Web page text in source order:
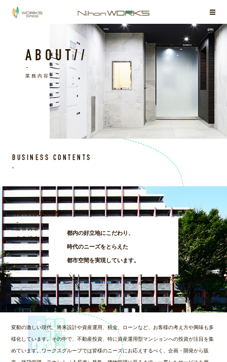
ABOUT//
業務内容
BUSINESS CONTENTS
INTRODUCTION
業務内容
のご紹介
都内の好立地にこだわり、
時代のニーズをとらえた
都市空間を実現しています。
変動の激しい現代、将来設計や資産運用、税金、ローンなど、お客様の考え方や興味も多
様化しています。その中で、不動産投資、特に資産運用型マンションへの投資が注目を集
めています。ワークスグループでは皆様のニーズにお応えするべく、企画・開発から販